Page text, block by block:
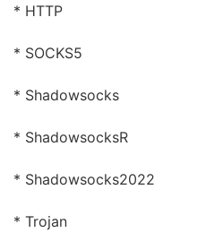
* HTTP
* SOCKS5
* Shadowsocks
* ShadowsocksR
* Shadowsocks2022
* Trojan